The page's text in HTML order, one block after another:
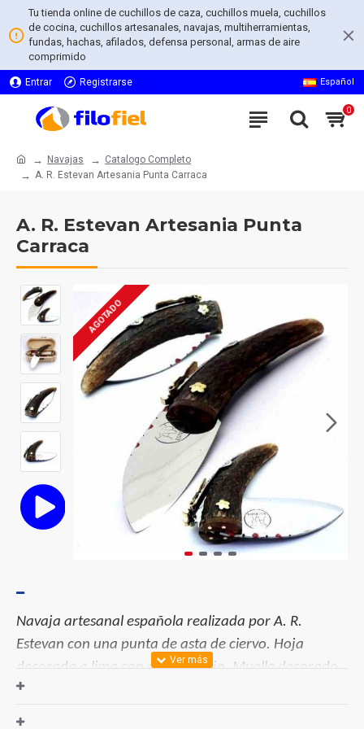
Tu tienda online de cuchillos de caza, cuchillos muela, cuchillos
de cocina, cuchillos artesanales, navajas, multiherramientas,
fundas, hachas, afilados, defensa personal, armas de aire
comprimido
Entrar Registrarse Español
0
Navajas
Catalogo Completo
A. R. Estevan Artesania Punta Carraca
A. R. Estevan Artesania Punta
Carraca
AGOTADO
Navaja artesanal española realizada por A. R.
Estevan con una punta de asta de ciervo. Hoja
decorada a lima con esmalte rojo. Muelle decorado.
Palanquilla y adorno en el pasador de latón. Cierre